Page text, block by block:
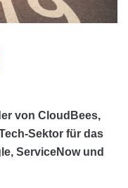
von CloudBees,
Sektor für das
ServiceNow und